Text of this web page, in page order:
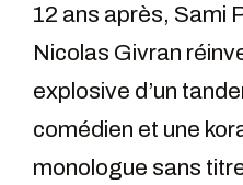
12 ans après, Sami
Nicolas Givran
explosive d’un
comédien et une
monologue sans